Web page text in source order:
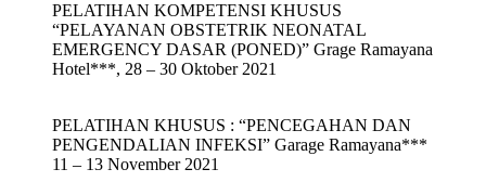
PELATIHAN KOMPETENSI KHUSUS
“PELAYANAN OBSTETRIK NEONATAL
EMERGENCY DASAR (PONED)” Grage Ramayana
Hotel***, 28 – 30 Oktober 2021
PELATIHAN KHUSUS : “PENCEGAHAN DAN
PENGENDALIAN INFEKSI” Garage Ramayana***
11 – 13 November 2021